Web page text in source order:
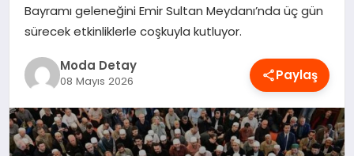
MAGAZIN
Bayramı geleneğini Emir Sultan Meydanı’nda üç gün
sürecek etkinliklerle coşkuyla kutluyor.
Moda Detay
08 Mayıs 2026 Paylaş